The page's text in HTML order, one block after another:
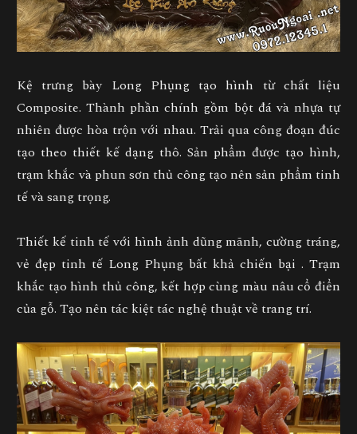
Kệ trưng bày Long Phụngtạo hình từ chất liệu
Composite. Thành phần chính gồm bột đá và nhựa tự
nhiên được hòa trộn với nhau. Trải qua công đoạn đúc
tạo theo thiết kế dạng thô. Sản phẩm được tạo hình,
trạm khắc và phun sơn thủ công tạo nên sản phẩm tinh
tế và sang trọng.
Thiết kế tinh tế với hình ảnh dũng mãnh, cường tráng,
vẻ đẹp tinh tế Long Phụng bất khả chiến bại . Trạm
khắc tạo hình thủ công, kết hợp cùng màu nâu cổ điển
của gỗ. Tạo nên tác kiệt tác nghệ thuật về trang trí.